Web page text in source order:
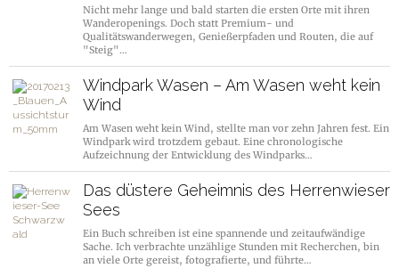
Nicht mehr lange und bald starten die ersten Orte mit ihren
Wanderopenings. Doch statt Premium- und
Qualitätswanderwegen, Genießerpfaden und Routen, die auf
"Steig"…
Windpark Wasen – Am Wasen weht kein
Wind
Am Wasen weht kein Wind, stellte man vor zehn Jahren fest. Ein
Windpark wird trotzdem gebaut. Eine chronologische
Aufzeichnung der Entwicklung des Windparks…
Das düstere Geheimnis des Herrenwieser
Sees
Ein Buch schreiben ist eine spannende und zeitaufwändige
Sache. Ich verbrachte unzählige Stunden mit Recherchen, bin
an viele Orte gereist, fotografierte, und führte…